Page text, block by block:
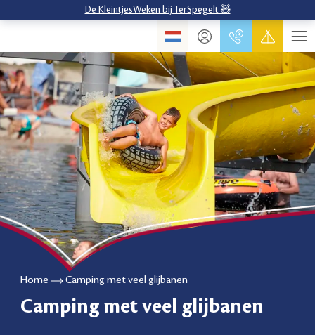
De KleintjesWeken bij TerSpegelt 🧸
Home Camping met veel glijbanen
Camping met veel glijbanen